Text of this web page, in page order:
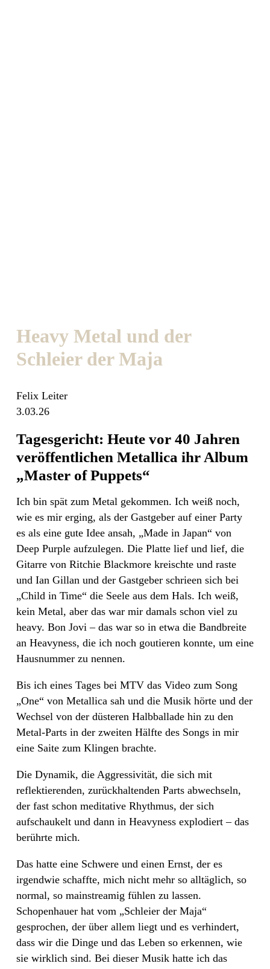
Heavy Metal und der
Schleier der Maja
Felix Leiter
3.03.26
Tagesgericht: Heute vor 40 Jahren
veröffentlichen Metallica ihr Album
„Master of Puppets“
Ich bin spät zum Metal gekommen. Ich weiß noch,
wie es mir erging, als der Gastgeber auf einer Party
es als eine gute Idee ansah, „Made in Japan“ von
Deep Purple aufzulegen. Die Platte lief und lief, die
Gitarre von Ritchie Blackmore kreischte und raste
und Ian Gillan und der Gastgeber schrieen sich bei
„Child in Time“ die Seele aus dem Hals. Ich weiß,
kein Metal, aber das war mir damals schon viel zu
heavy. Bon Jovi – das war so in etwa die Bandbreite
an Heavyness, die ich noch goutieren konnte, um eine
Hausnummer zu nennen.
Bis ich eines Tages bei MTV das Video zum Song
„One“ von Metallica sah und die Musik hörte und der
Wechsel von der düsteren Halbballade hin zu den
Metal-Parts in der zweiten Hälfte des Songs in mir
eine Saite zum Klingen brachte.
Die Dynamik, die Aggressivität, die sich mit
reflektierenden, zurückhaltenden Parts abwechseln,
der fast schon meditative Rhythmus, der sich
aufschaukelt und dann in Heavyness explodiert – das
berührte mich.
Das hatte eine Schwere und einen Ernst, der es
irgendwie schaffte, mich nicht mehr so alltäglich, so
normal, so mainstreamig fühlen zu lassen.
Schopenhauer hat vom „Schleier der Maja“
gesprochen, der über allem liegt und es verhindert,
dass wir die Dinge und das Leben so erkennen, wie
sie wirklich sind. Bei dieser Musik hatte ich das